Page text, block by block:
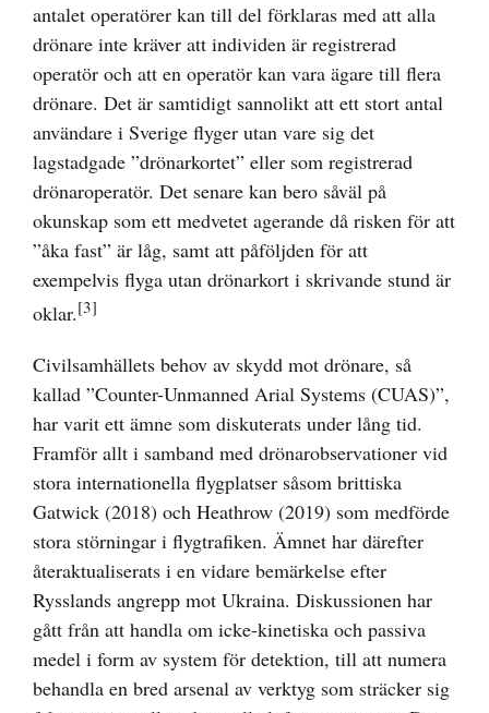
antalet operatörer kan till del förklaras med att alla
drönare inte kräver att individen är registrerad
operatör och att en operatör kan vara ägare till flera
drönare. Det är samtidigt sannolikt att ett stort antal
användare i Sverige flyger utan vare sig det
lagstadgade ”drönarkortet” eller som registrerad
drönaroperatör. Det senare kan bero såväl på
okunskap som ett medvetet agerande då risken för att
”åka fast” är låg, samt att påföljden för att
exempelvis flyga utan drönarkort i skrivande stund är
oklar.[3]
Civilsamhällets behov av skydd mot drönare, så
kallad ”Counter-Unmanned Arial Systems (CUAS)”,
har varit ett ämne som diskuterats under lång tid.
Framför allt i samband med drönarobservationer vid
stora internationella flygplatser såsom brittiska
Gatwick (2018) och Heathrow (2019) som medförde
stora störningar i flygtrafiken. Ämnet har därefter
återaktualiserats i en vidare bemärkelse efter
Rysslands angrepp mot Ukraina. Diskussionen har
gått från att handla om icke-kinetiska och passiva
medel i form av system för detektion, till att numera
behandla en bred arsenal av verktyg som sträcker sig